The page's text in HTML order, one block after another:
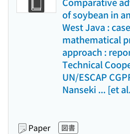
of soybean in
West Java :
mathematical
approach :
Technical
UN/ESCAP
Nanseki ... [et
Paper 図書